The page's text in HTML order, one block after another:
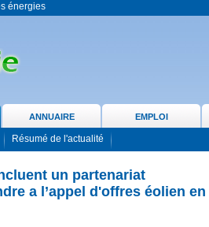
énergies
ANNUAIRE EMPLOI
Résumé de l'actualité
un partenariat
a l’appel d'offres éolien en